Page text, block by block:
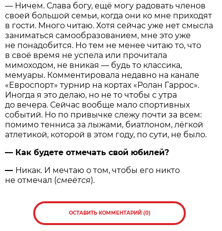
— Ничем. Слава богу, ещё могу радовать членов
своей большой семьи, когда они ко мне приходят
в гости. Много читаю. Хотя сейчас уже нет смысла
заниматься самообразованием, мне это уже
не понадобится. Но тем не менее читаю то, что
в своё время не успела или прочитала
мимоходом, не вникая — будь то классика,
мемуары. Комментировала недавно на канале
«Евроспорт» турнир на кортах «Ролан Гаррос».
Иногда я это делаю, но не то чтобы с утра
до вечера. Сейчас вообще мало спортивных
событий. Но по привычке слежу почти за всем:
помимо тенниса за лыжами, биатлоном, лёгкой
атлетикой, которой в этом году, по сути, не было.
— Как будете отмечать свой юбилей?
— Никак. И мечтаю о том, чтобы его никто
не отмечал (смеётся).
ОСТАВИТЬ КОММЕНТАРИЙ (0)